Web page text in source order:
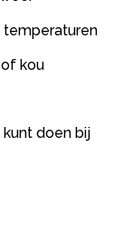
temperaturen
kou
doen bij